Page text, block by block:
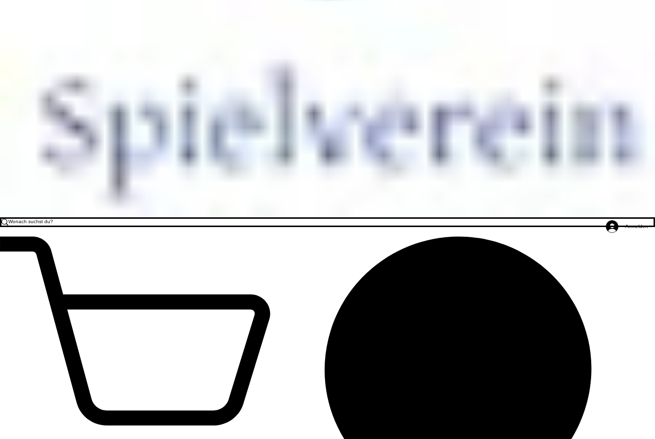
Anmelden